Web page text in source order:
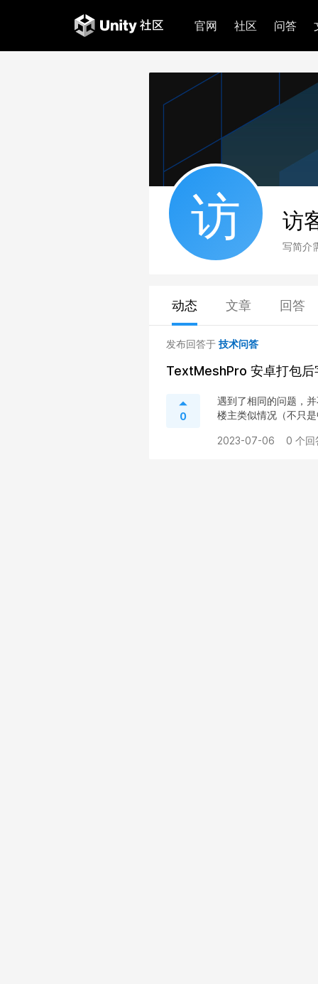
官网 社区 问答
访 访
写简介
动态 文章 回答
发布回答于 技术问答
TextMeshPro 安卓打包后
0
遇到了相同的问题，
楼主类似情况（不只
2023-07-06 0 个回